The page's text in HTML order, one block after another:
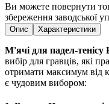
Ви можете повернути
збереження заводської
Опис Характеристики
М'ячі для падел-
вибір для гравців, які
отримати максимум від
є чудовим вибором: